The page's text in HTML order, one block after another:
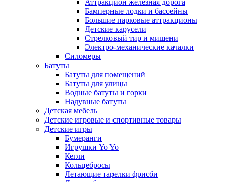
Аттракцион железная дорога
Бамперные лодки и бассейны
Большие парковые аттракционы
Детские карусели
Стрелковый тир и мишени
Электро-механические качалки
Силомеры
Батуты
Батуты для помещений
Батуты для улицы
Водные батуты и горки
Надувные батуты
Детская мебель
Детские игровые и спортивные товары
Детские игры
Бумеранги
Игрушки Yo Yo
Кегли
Кольцебросы
Летающие тарелки фрисби